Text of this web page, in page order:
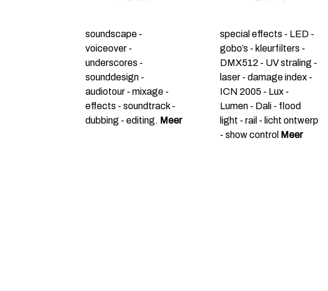
soundscape -
voiceover -
underscores -
sounddesign -
audiotour - mixage -
effects - soundtrack -
dubbing - editing. Meer
special effects - LED -
gobo’s - kleurfilters -
DMX512 - UV straling -
laser - damage index -
ICN 2005 - Lux -
Lumen - Dali - flood
light - rail - licht ontwerp
- show control Meer